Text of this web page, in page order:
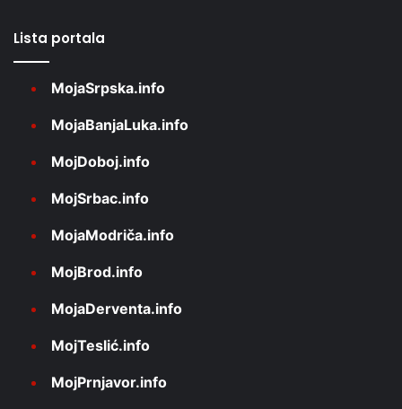
Lista portala
MojaSrpska.info
MojaBanjaLuka.info
MojDoboj.info
MojSrbac.info
MojaModriča.info
MojBrod.info
MojaDerventa.info
MojTeslić.info
MojPrnjavor.info